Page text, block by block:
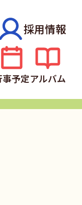
予定アルバム
採用情報